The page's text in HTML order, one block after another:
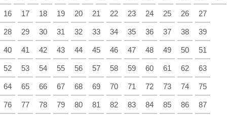
16 17 18 19 20 21 22 23 24 25 26 27
28 29 30 31 32 33 34 35 36 37 38 39
40 41 42 43 44 45 46 47 48 49 50 51
52 53 54 55 56 57 58 59 60 61 62 63
64 65 66 67 68 69 70 71 72 73 74 75
76 77 78 79 80 81 82 83 84 85 86 87